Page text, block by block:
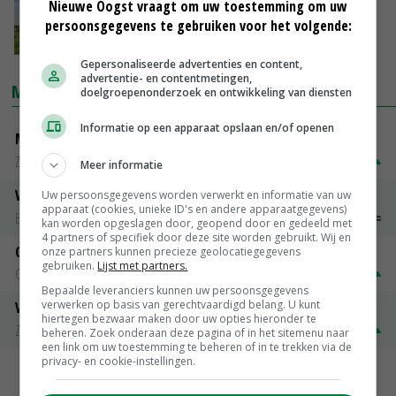
Noord-Holland verpacht 1.700 hectare
landbouwgrond
MARKTPRIJZEN
Magere melkpoeder
Zuivel NL
Vleeskuikens 2001-2600 gr
Barneveld
€ 1,09~ € 1,11
Gerst
Groningen
Volle melkpoeder
Zuivel NL
€ 345,00 € 20,00
MEER MARKTPRIJZEN
Nieuwe Oogst vraagt om uw toestemming om uw
persoonsgegevens te gebruiken voor het volgende:
Gepersonaliseerde advertenties en content,
advertentie- en contentmetingen,
doelgroepenonderzoek en ontwikkeling van diensten
Informatie op een apparaat opslaan en/of openen
Meer informatie
Uw persoonsgegevens worden verwerkt en informatie van uw
apparaat (cookies, unieke ID's en andere apparaatgegevens)
kan worden opgeslagen door, geopend door en gedeeld met
4 partners of specifiek door deze site worden gebruikt. Wij en
onze partners kunnen precieze geolocatiegegevens
gebruiken. Lijst met partners.
Bepaalde leveranciers kunnen uw persoonsgegevens
verwerken op basis van gerechtvaardigd belang. U kunt
hiertegen bezwaar maken door uw opties hieronder te
beheren. Zoek onderaan deze pagina of in het sitemenu naar
een link om uw toestemming te beheren of in te trekken via de
privacy- en cookie-instellingen.